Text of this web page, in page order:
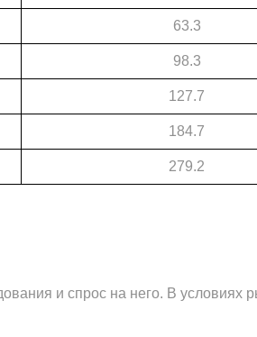
63.3
98.3
127.7
184.7
279.2
и спрос на него. В